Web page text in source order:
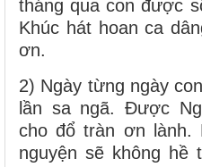
tháng qua con được
Khúc hát hoan ca
ơn.
2) Ngày từng ngày
lần sa ngã. Được
cho đổ tràn ơn lành.
nguyện sẽ không hề